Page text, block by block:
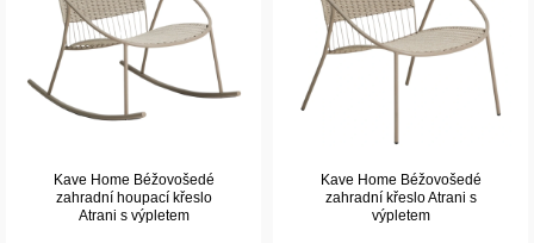
Kave Home Béžovošedé
zahradní houpací křeslo
Atrani s výpletem
Kave Home Béžovošedé
zahradní křeslo Atrani s
výpletem